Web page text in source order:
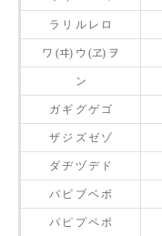
ラ リ ル レ ロ
ワ (ヰ) ウ (ヱ) ヲ
ン
ガ ギ グ ゲ ゴ
ザ ジ ズ ゼ ゾ
ダ ヂ ヅ デ ド
バ ビ ブ ベ ボ
パ ピ プ ペ ポ